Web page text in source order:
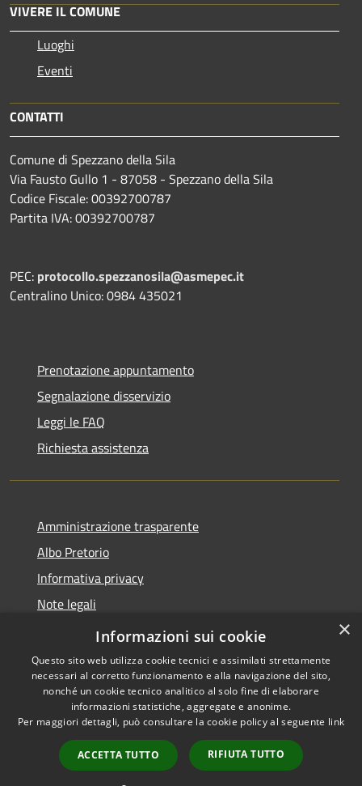
VIVERE IL COMUNE
Luoghi
Eventi
CONTATTI
Comune di Spezzano della Sila
Via Fausto Gullo 1 - 87058 - Spezzano della Sila
Codice Fiscale: 00392700787
Partita IVA: 00392700787
PEC: protocollo.spezzanosila@asmepec.it
Centralino Unico: 0984 435021
Prenotazione appuntamento
Segnalazione disservizio
Leggi le FAQ
Richiesta assistenza
Amministrazione trasparente
Albo Pretorio
Informativa privacy
Note legali
Dichiarazione di accessibilità
Accessibilità
Copyright © 2026 • Comune di
Spezzano della Sila • Powered
byMunicipium
Accesso
redazione
×
Informazioni sui cookie
Questo sito web utilizza cookie tecnici e assimilati strettamente
necessari al corretto funzionamento e alla navigazione del sito,
nonché un cookie tecnico analitico al solo fine di elaborare
informazioni statistiche, aggregate e anonime.
Per maggiori dettagli, può consultare la cookie policy al seguente link
ACCETTA TUTTO RIFIUTA TUTTO